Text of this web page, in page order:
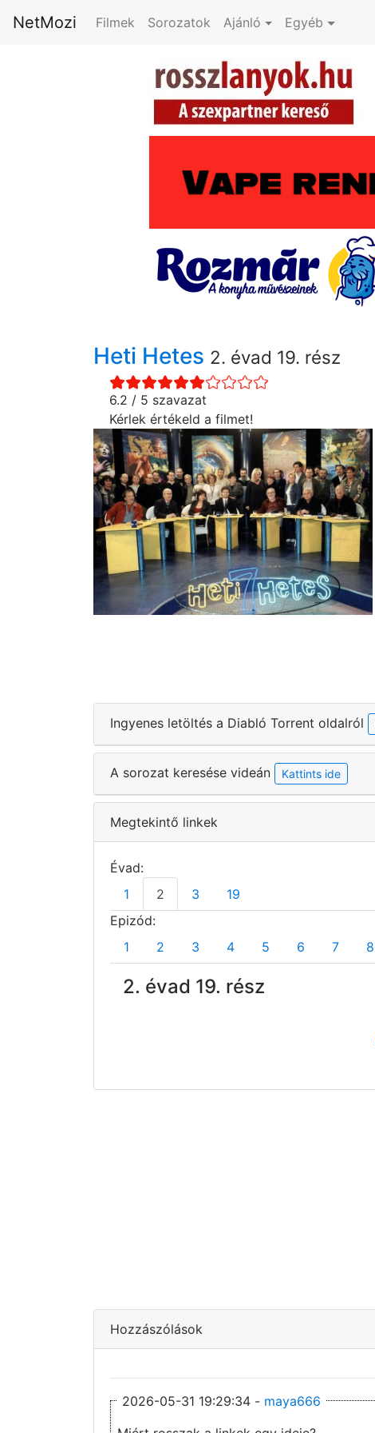
NetMozi Filmek Sorozatok Ajánló Egyéb
Heti Hetes 2. évad 19. rész
6.2 / 5 szavazat
Kérlek értékeld a filmet!
Ingyenes letöltés a Diabló Torrent oldalról
A sorozat keresése videán Kattints ide
Megtekintő linkek
Évad:
1
2 3
19
Epizód:
1
2 3 4 5 6 7 8
2. évad 19. rész
Hozzászólások
2026-05-31 19:29:34 - maya666